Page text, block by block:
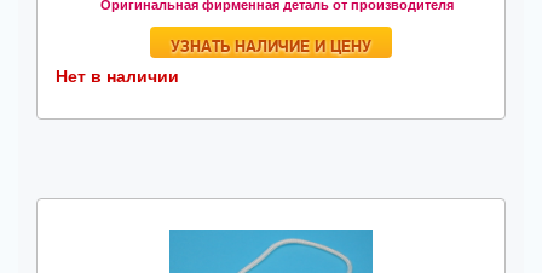
Оригинальная фирменная деталь от производителя
УЗНАТЬ НАЛИЧИЕ И ЦЕНУ
Нет в наличии